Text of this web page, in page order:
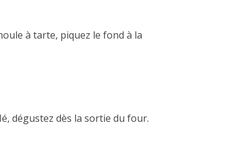
à tarte, piquez le fond à la
dégustez dès la sortie du four.